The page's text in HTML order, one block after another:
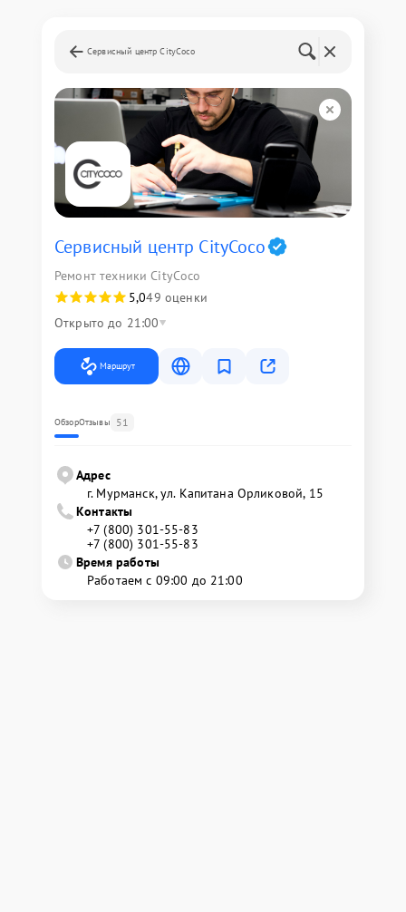
Сервисный центр CityCoco
Сервисный центр CityCoco
Ремонт техники CityCoco
5,049 оценки
Открыто до 21:00
Маршрут
ОбзорОтзывы 51
Адрес
г. Мурманск, ул. Капитана Орликовой, 15
Контакты
+7 (800) 301-55-83
+7 (800) 301-55-83
Время работы
Работаем с 09:00 до 21:00